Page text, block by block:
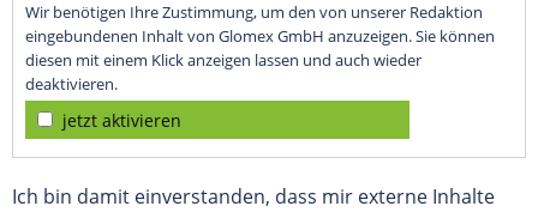
Wir benötigen Ihre Zustimmung, um den von unserer Redaktion
eingebundenen Inhalt von Glomex GmbH anzuzeigen. Sie können
diesen mit einem Klick anzeigen lassen und auch wieder
deaktivieren.
jetzt aktivieren
Ich bin damit einverstanden, dass mir externe Inhalte